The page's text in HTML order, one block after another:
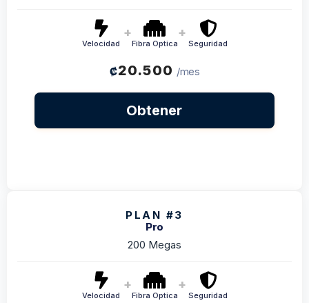
Velocidad
+
Fibra Optica
+
Seguridad
₡20.500 /mes
Obtener
PLAN #3
Pro
200 Megas
Velocidad
+
Fibra Optica
+
Seguridad